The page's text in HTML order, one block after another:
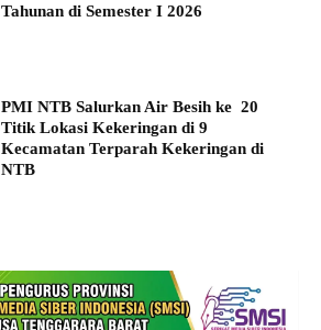
Tahunan di Semester I 2026
PMI NTB Salurkan Air Besih ke 20
Titik Lokasi Kekeringan di 9
Kecamatan Terparah Kekeringan di
NTB